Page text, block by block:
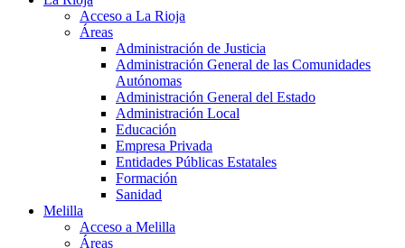
Acceso a La Rioja
Áreas
Administración de Justicia
Administración General de las Comunidades
Autónomas
Administración General del Estado
Administración Local
Educación
Empresa Privada
Entidades Públicas Estatales
Formación
Sanidad
Melilla
Acceso a Melilla
Áreas